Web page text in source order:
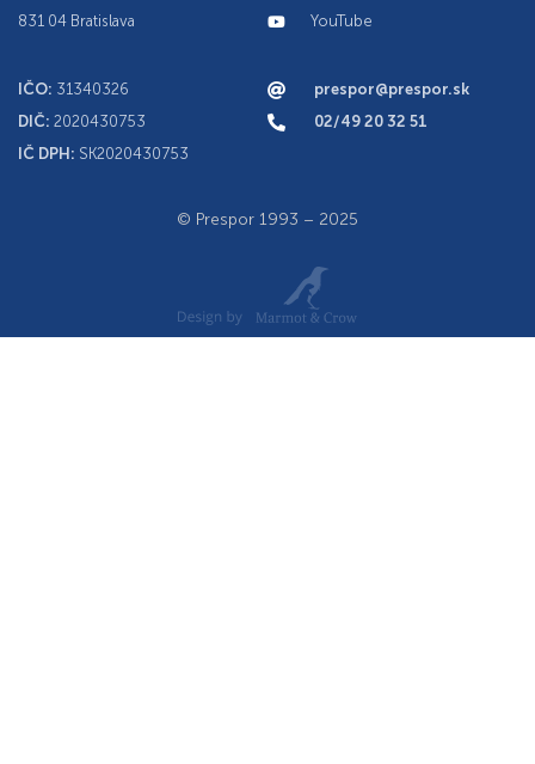
831 04 Bratislava
IČO: 31340326
DIČ: 2020430753
IČ DPH: SK2020430753
YouTube
prespor@prespor.sk
02/49 20 32 51
© Prespor 1993 – 2025